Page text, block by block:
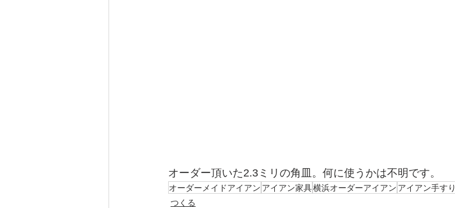
オーダー頂いた2.3ミリの角皿。何に使うかは不明です。
オーダーメイドアイアン アイアン家具横浜オーダーアイアン アイアン手すり
つくる